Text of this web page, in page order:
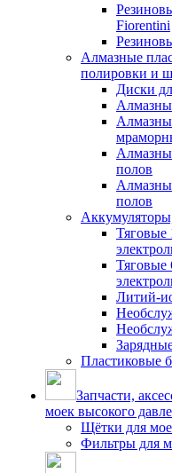
Fiorentini
Алмазные
полировки и
Диски
полов
полов
Тяговые
Тяговые
Литий-
Пластиковые
Запчасти,
моек высокого
Щётки для
Фильтры для